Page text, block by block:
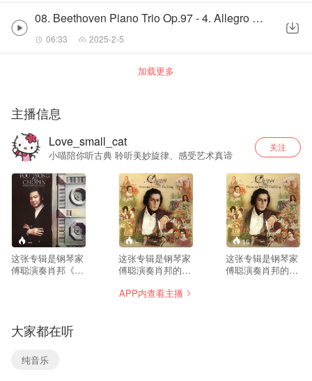
08. Beethoven Piano Trio Op.97 - 4. Allegro moderato
06:33 2025-2-5
加载更多
主播信息
Love_small_cat
小喵陪你听古典 聆听美妙旋律、感受艺术真谛
关注
--
这张专辑是钢琴家
傅聪演奏肖邦《第
年波兰比赛时期，
演奏更为内敛、深
邃，少炫技，重精
神内核。 对于《第
--
这张专辑是钢琴家
傅聪演奏肖邦的10
肖邦中期成熟一直
16
这张专辑是钢琴家
傅聪演奏肖邦的11
APP内查看主播
大家都在听
纯音乐